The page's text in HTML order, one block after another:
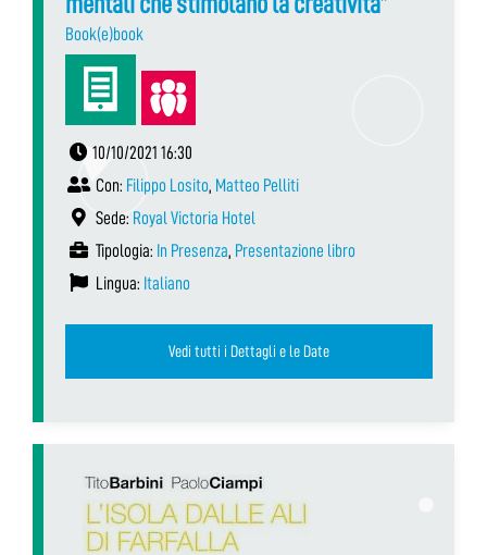
Book(e)book
10/10/2021 16:30
Con: Filippo Losito, Matteo Pelliti
Sede: Royal Victoria Hotel
Tipologia: In Presenza, Presentazione libro
Lingua: Italiano
Vedi tutti i Dettagli e le Date